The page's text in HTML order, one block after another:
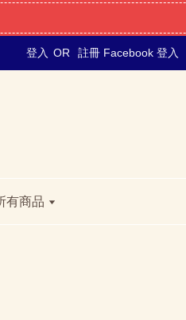
登入 OR 註冊 Facebook 登入
有商品